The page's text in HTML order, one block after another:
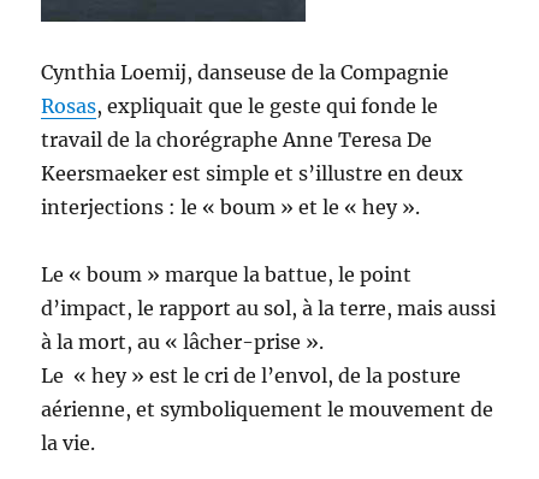
Cynthia Loemij, danseuse de la Compagnie
Rosas, expliquait que le geste qui fonde le
travail de la chorégraphe Anne Teresa De
Keersmaeker est simple et s’illustre en deux
interjections : le « boum » et le « hey ».
Le « boum » marque la battue, le point
d’impact, le rapport au sol, à la terre, mais aussi
à la mort, au « lâcher-prise ».
Le « hey » est le cri de l’envol, de la posture
aérienne, et symboliquement le mouvement de
la vie.